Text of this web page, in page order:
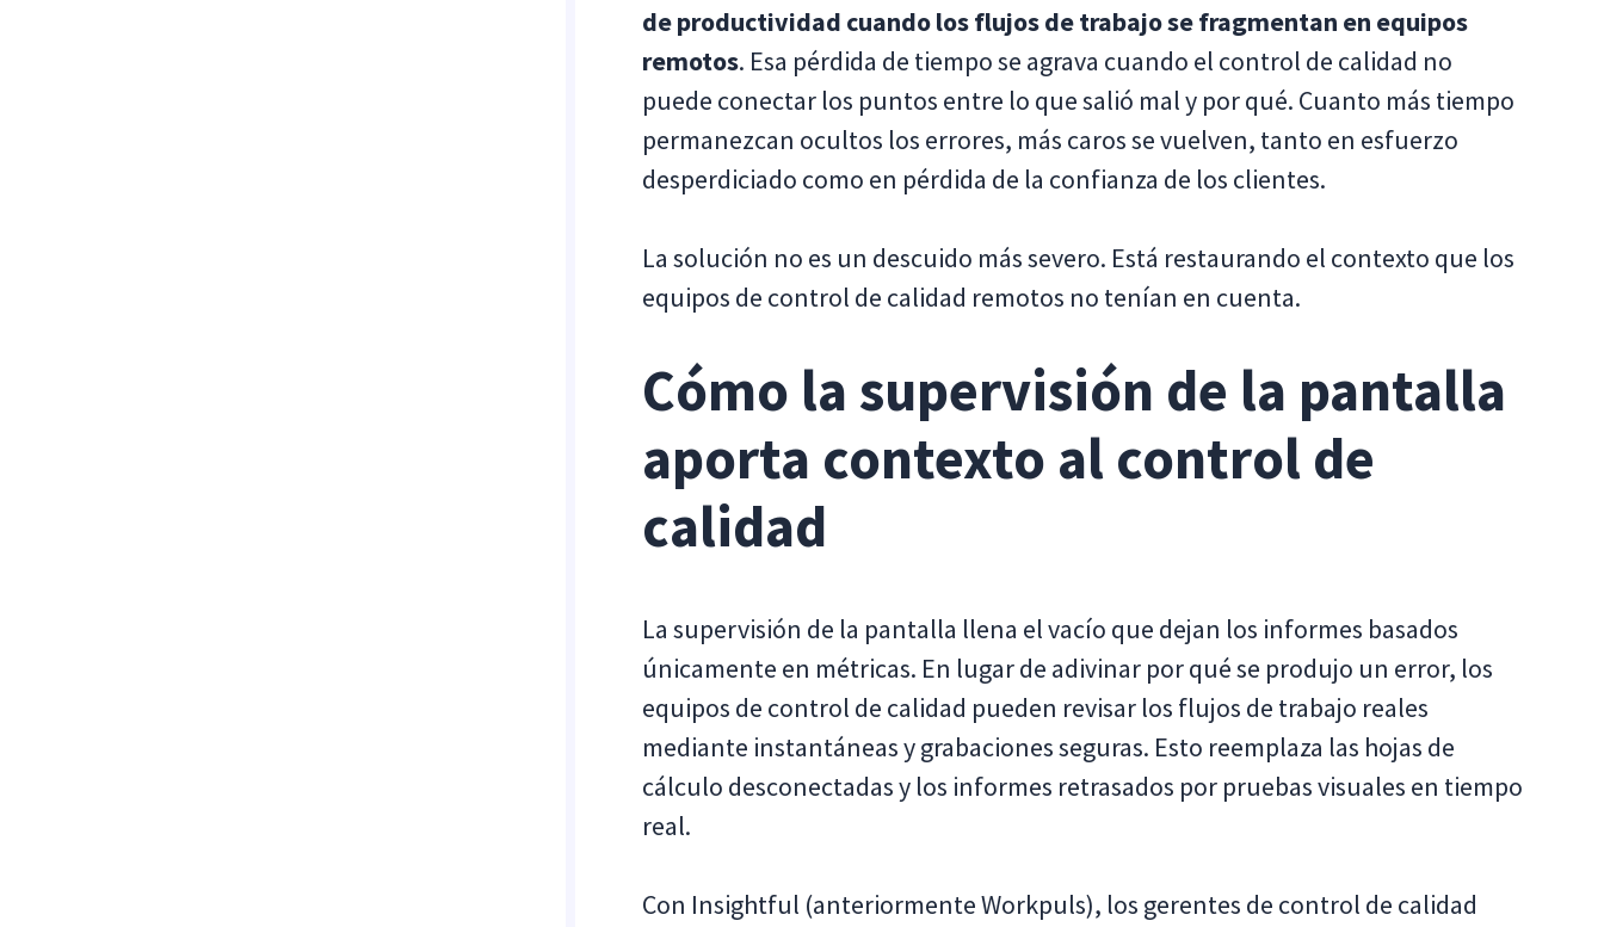
de productividad cuando los flujos de trabajo se fragmentan en equipos
remotos. Esa pérdida de tiempo se agrava cuando el control de calidad no
puede conectar los puntos entre lo que salió mal y por qué. Cuanto más tiempo
permanezcan ocultos los errores, más caros se vuelven, tanto en esfuerzo
desperdiciado como en pérdida de la confianza de los clientes.
La solución no es un descuido más severo. Está restaurando el contexto que los
equipos de control de calidad remotos no tenían en cuenta.
Cómo la supervisión de la pantalla
aporta contexto al control de
calidad
La supervisión de la pantalla llena el vacío que dejan los informes basados
únicamente en métricas. En lugar de adivinar por qué se produjo un error, los
equipos de control de calidad pueden revisar los flujos de trabajo reales
mediante instantáneas y grabaciones seguras. Esto reemplaza las hojas de
cálculo desconectadas y los informes retrasados por pruebas visuales en tiempo
real.
Con Insightful (anteriormente Workpuls), los gerentes de control de calidad